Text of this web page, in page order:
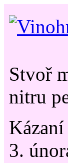
Stvoř
nitru
3.